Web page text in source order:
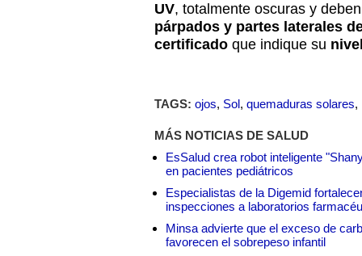
UV, totalmente oscuras y
párpados y partes laterales
certificado que indique su
TAGS: ojos, Sol, quemaduras solares,
MÁS NOTICIAS DE SALUD
EsSalud crea robot inteligente
en pacientes pediátricos
Especialistas de la Digemid
inspecciones a laboratorios
Minsa advierte que el exceso de
favorecen el sobrepeso infantil